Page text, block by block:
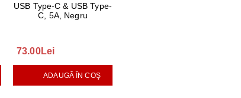
USB Type-C & USB Type-
C, 5A, Negru
73.00Lei
ADAUGĂ ÎN COŞ